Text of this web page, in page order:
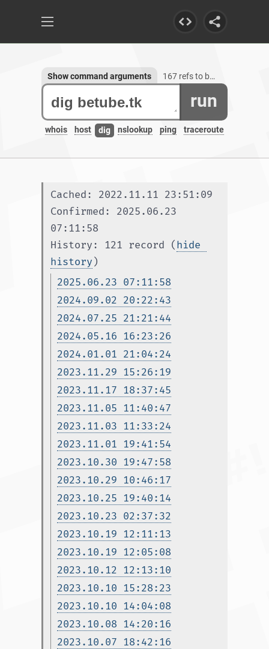
run
whois host dig nslookup ping traceroute
Show command arguments 167 refs to betube.tk, 1 subdomain
Cached: 2022.11.11 23:51:09
Confirmed: 2025.06.23
07:11:58
History: 121 record (hide
history )
2025.06.23 07:11:58
2024.09.02 20:22:43
2024.07.25 21:21:44
2024.05.16 16:23:26
2024.01.01 21:04:24
2023.11.29 15:26:19
2023.11.17 18:37:45
2023.11.05 11:40:47
2023.11.03 11:33:24
2023.11.01 19:41:54
2023.10.30 19:47:58
2023.10.29 10:46:17
2023.10.25 19:40:14
2023.10.23 02:37:32
2023.10.19 12:11:13
2023.10.19 12:05:08
2023.10.12 12:13:10
2023.10.10 15:28:23
2023.10.10 14:04:08
2023.10.08 14:20:16
2023.10.07 18:42:16